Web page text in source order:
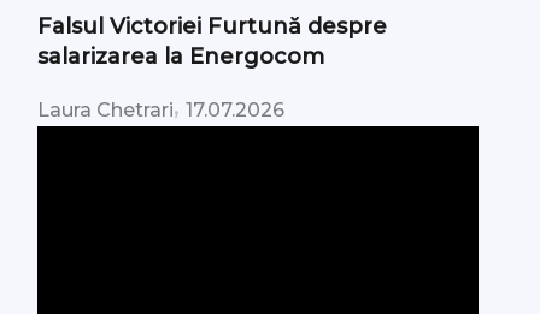
Falsul Victoriei Furtună despre
salarizarea la Energocom
Laura Chetrari,17.07.2026